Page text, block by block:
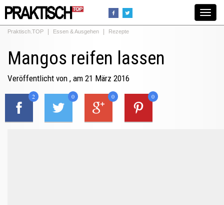
Toggle
Praktisch.TOP Essen & Ausgehen Rezepte
Mangos reifen lassen
Veröffentlicht von , am 21 März 2016
2 0 0 0